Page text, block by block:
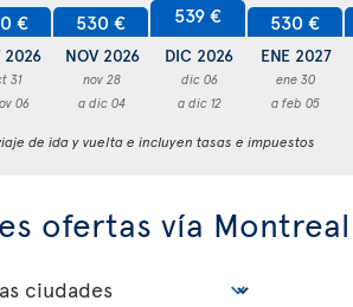
€
2026
31
06
530 €
NOV 2026
nov 28
a dic 04
539 €
DIC 2026
dic 06
a dic 12
530 €
ENE 2027
ene 30
a feb 05
de ida y vuelta e incluyen tasas e impuestos
ofertas vía Montreal